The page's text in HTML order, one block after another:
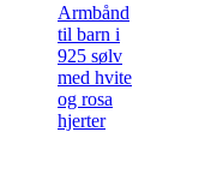
Armbånd
til barn i
925 sølv
med hvite
og rosa
hjerter